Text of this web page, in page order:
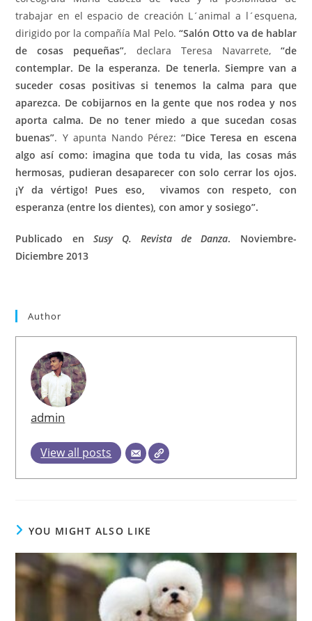
trabajar en el espacio de creación L´animal a l´esquena,
dirigido por la compañía Mal Pelo. “Salón Otto va de hablar
de cosas pequeñas”, declara Teresa Navarrete, “de
contemplar. De la esperanza. De tenerla. Siempre van a
suceder cosas positivas si tenemos la calma para que
aparezca. De cobijarnos en la gente que nos rodea y nos
aporta calma. De no tener miedo a que sucedan cosas
buenas”. Y apunta Nando Pérez:“Dice Teresa en escena
algo así como: imagina que toda tu vida, las cosas más
hermosas, pudieran desaparecer con solo cerrar los ojos.
¡Y da vértigo! Pues eso, vivamos con respeto, con
esperanza (entre los dientes), con amor y sosiego”.
Publicado en Susy Q. Revista de Danza. Noviembre-
Diciembre 2013
Author
admin
View all posts
YOU MIGHT ALSO LIKE